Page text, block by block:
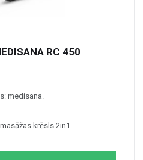
RC 450
medisana.
krēsls 2in1